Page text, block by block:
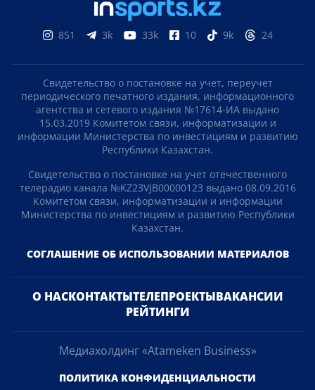
ПОДПИСЫВАЙТЕСЬ НА НАС
Яндекс Дзен Telegram
247k 21k 12k 75 523k 17k
7k
56k
33k 10
периодического печатного издания, информационного